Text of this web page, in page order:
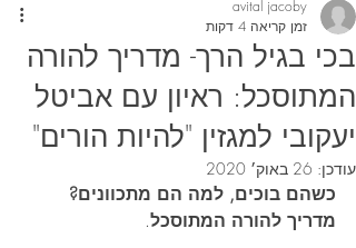
בכי בגיל הרך- מדריך להורה
המתוסכל: ראיון עם אביטל
יעקובי למגזין "להיות הורים"
avital jacoby
זמן קריאה 4 דקות
עודכן: 26 באוק׳ 2020
כשהם בוכים, למה הם מתכוונים?
מדריך להורה המתוסכל.